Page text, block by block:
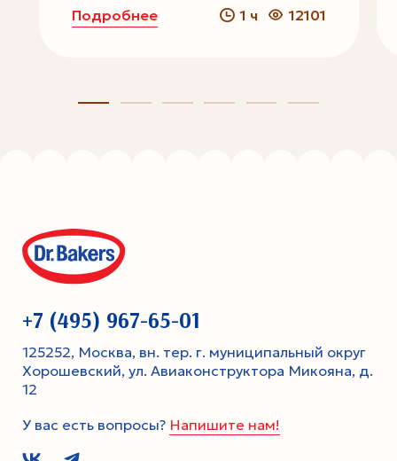
Подробнее 1 ч 12101
+7 (495) 967-65-01
125252, Москва, вн. тер. г. муниципальный округ
Хорошевский, ул. Авиаконструктора Микояна, д.
12
У вас есть вопросы? Напишите нам!